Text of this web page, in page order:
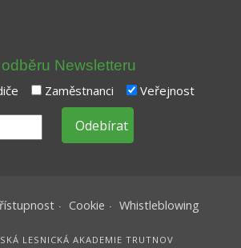
Newsletteru
Zaměstnanci Veřejnost
Cookie Whistleblowing
LESNICKÁ AKADEMIE TRUTNOV